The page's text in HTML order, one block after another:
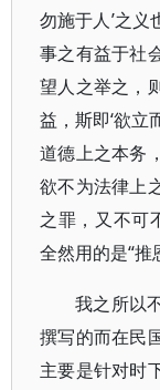
勿施于人’之
事之有益于社
望人之举之，
益，斯即‘欲立
道德上之本务
欲不为法律上
之罪，又不可
全然用的是“推
我之所以
撰写的而在民
主要是针对时